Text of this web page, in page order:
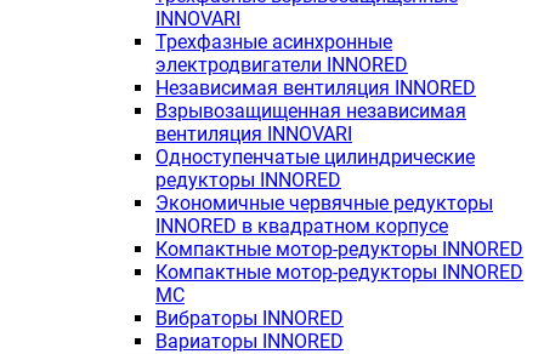
INNOVARI
Трехфазные асинхронные
электродвигатели INNORED
Независимая вентиляция INNORED
Взрывозащищенная независимая
вентиляция INNOVARI
Одноступенчатые цилиндрические
редукторы INNORED
Экономичные червячные редукторы
INNORED в квадратном корпусе
Компактные мотор-редукторы INNORED
Компактные мотор-редукторы INNORED
MC
Вибраторы INNORED
Вариаторы INNORED